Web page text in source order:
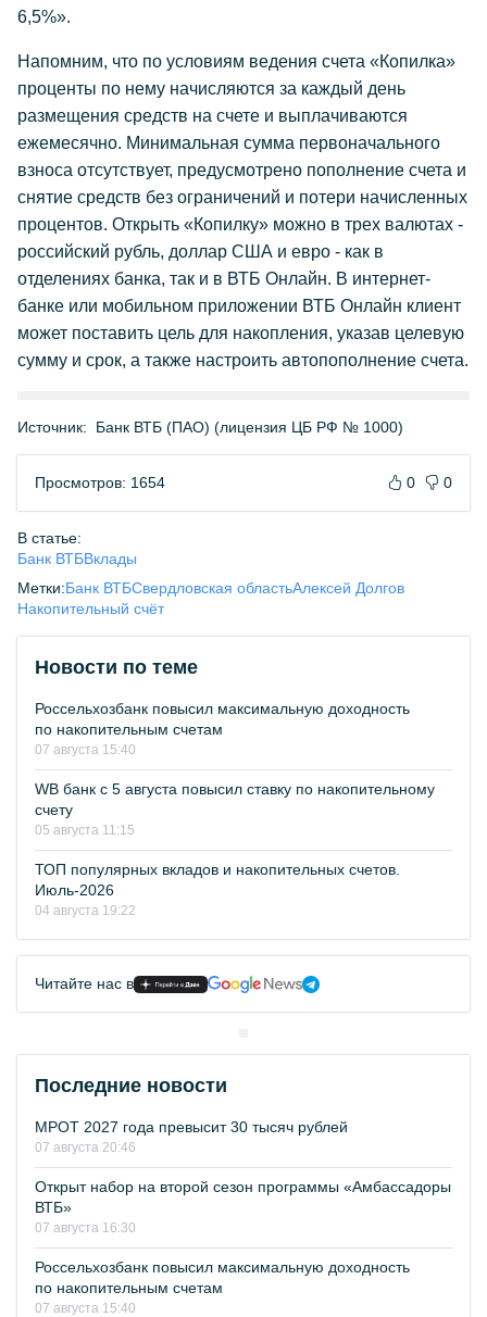
6,5%».
Напомним, что по условиям ведения счета «Копилка»
проценты по нему начисляются за каждый день
размещения средств на счете и выплачиваются
ежемесячно. Минимальная сумма первоначального
взноса отсутствует, предусмотрено пополнение счета и
снятие средств без ограничений и потери начисленных
процентов. Открыть «Копилку» можно в трех валютах -
российский рубль, доллар США и евро - как в
отделениях банка, так и в ВТБ Онлайн. В интернет-
банке или мобильном приложении ВТБ Онлайн клиент
может поставить цель для накопления, указав целевую
сумму и срок, а также настроить автопополнение счета.
Источник: Банк ВТБ (ПАО) (лицензия ЦБ РФ № 1000)
Просмотров: 1654 0 0
В статье:
Банк ВТБВклады
Метки:Банк ВТБСвердловская областьАлексей Долгов
Накопительный счёт
Новости по теме
Россельхозбанк повысил максимальную доходность
по накопительным счетам
07 августа 15:40
WB банк с 5 августа повысил ставку по накопительному
счету
05 августа 11:15
ТОП популярных вкладов и накопительных счетов.
Июль-2026
04 августа 19:22
Читайте нас в
Последние новости
МРОТ 2027 года превысит 30 тысяч рублей
07 августа 20:46
Открыт набор на второй сезон программы «Амбассадоры
ВТБ»
07 августа 16:30
Россельхозбанк повысил максимальную доходность
по накопительным счетам
07 августа 15:40